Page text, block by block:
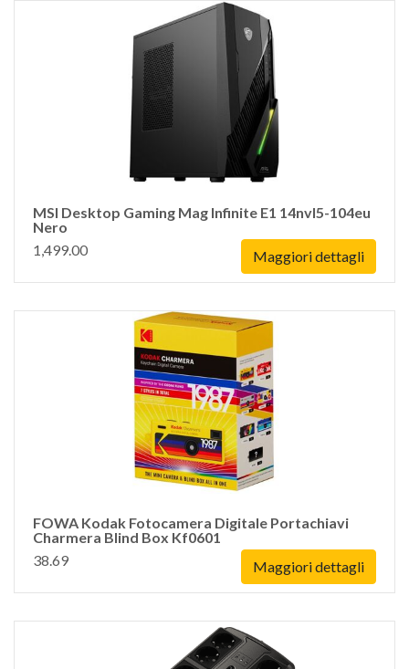
MSI Desktop Gaming Mag Infinite E1 14nvl5-104eu
Nero
1,499.00
Maggiori dettagli
FOWA Kodak Fotocamera Digitale Portachiavi
Charmera Blind Box Kf0601
38.69
Maggiori dettagli